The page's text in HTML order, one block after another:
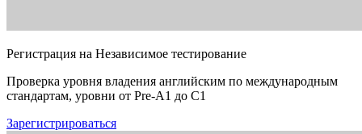
Регистрация на Независимое тестирование
Проверка уровня владения английским по международным
стандартам, уровни от Pre-A1 до C1
Зарегистрироваться